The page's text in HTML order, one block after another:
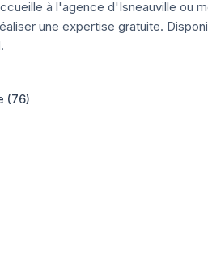
à l'agence d'Isneauville ou
une expertise gratuite.
(76)